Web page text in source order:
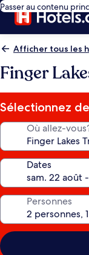
Passer au contenu
Afficher tous les
Finger
Sélectionnez
Où allez-
Dates
Personnes